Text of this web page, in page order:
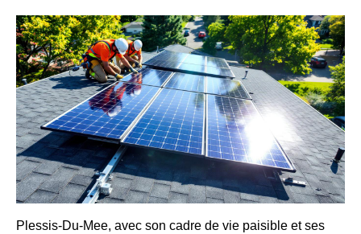
Plessis-Du-Mee, avec son cadre de vie paisible et ses